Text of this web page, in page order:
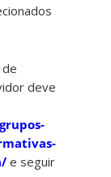
deve
e seguir